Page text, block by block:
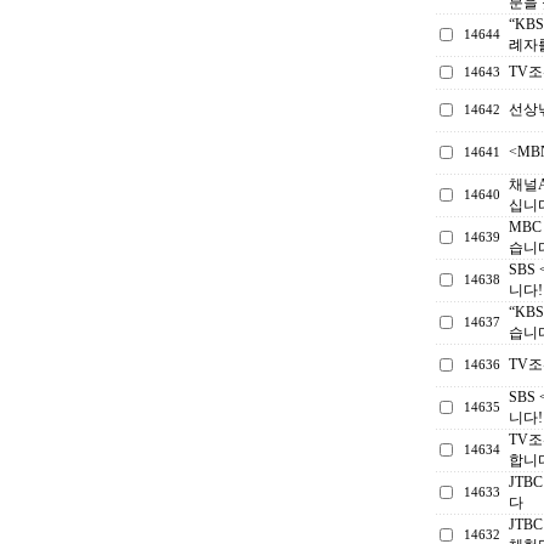
14644
례자
14643 TV
14642 선상
14641
14640
채널
십니
14639
습니
14638
SBS
니다!
14637
습니
14636 TV
14635
SBS
니다!
14634
TV
합니
14633
다
14632